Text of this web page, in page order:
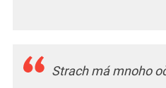
Strach má mnoho